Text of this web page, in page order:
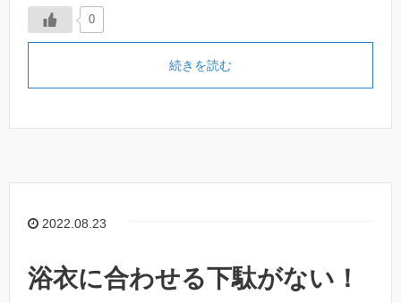
0
続きを読む
2022.08.23
浴衣に合わせる下駄がない！